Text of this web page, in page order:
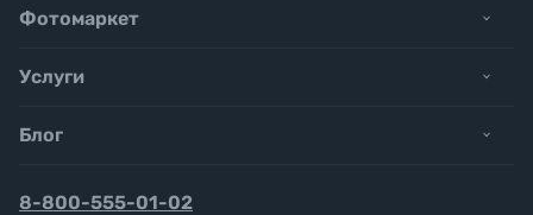
Фотомаркет
Услуги
Блог
8-800-555-01-02